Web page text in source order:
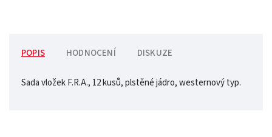
POPIS HODNOCENÍ DISKUZE
Sada vložek F.R.A., 12 kusů, plstěné jádro, westernový typ.